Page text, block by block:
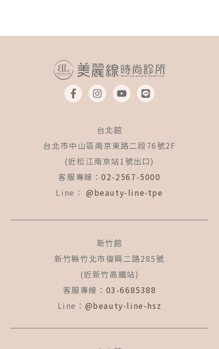
F
a
c
o
k
-
f
I
n
s
a
g
r
a
m
Y
o
u
b
e
L
i
n
台北館
台北市中山區南京東路二段76號2F
(近松江南京站1號出口)
客服專線：02-2567-5000
Line： @beauty-line-tpe
新竹館
新竹縣竹北市復興二路285號
(近新竹高鐵站)
客服專線： 03-6685388
Line： @beauty-line-hsz